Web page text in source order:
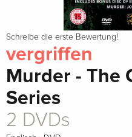
Schreibe die erste Bewertung!
vergriffen
Murder - The
Series
2 DVDs